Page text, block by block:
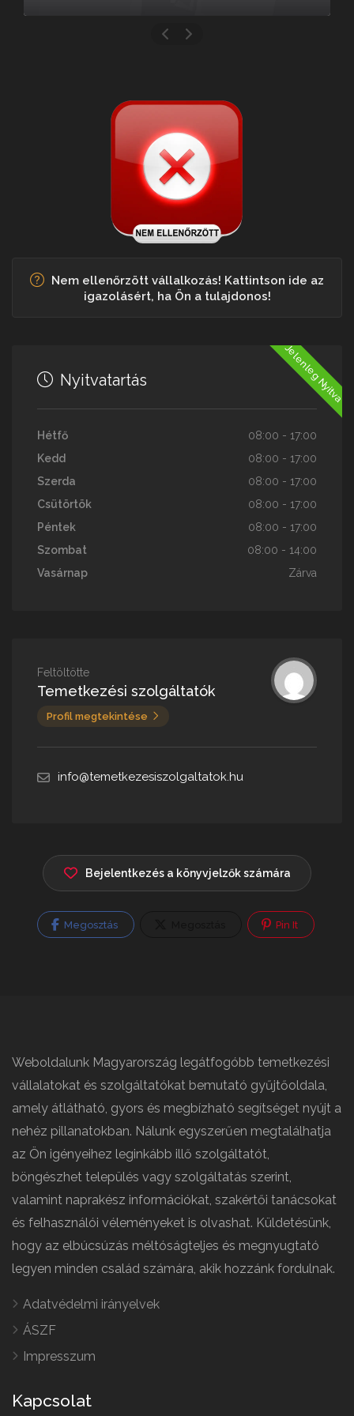
Nem ellenőrzött vállalkozás! Kattintson ide az
igazolásért, ha Ön a tulajdonos!
Jelenleg Nyitva
Nyitvatartás
Hétfő
08:00 - 17:00
Kedd
08:00 - 17:00
Szerda
08:00 - 17:00
Csütörtök
08:00 - 17:00
Péntek
08:00 - 17:00
Szombat
08:00 - 14:00
Vasárnap
Zárva
Feltöltötte
Temetkezési szolgáltatók
Profil megtekintése
info@temetkezesiszolgaltatok.hu
Bejelentkezés a könyvjelzők számára
Megosztás Pin It
Weboldalunk Magyarország legátfogóbb temetkezési
vállalatokat és szolgáltatókat bemutató gyűjtőoldala,
amely átlátható, gyors és megbízható segítséget nyújt a
nehéz pillanatokban. Nálunk egyszerűen megtalálhatja
az Ön igényeihez leginkább illő szolgáltatót,
böngészhet település vagy szolgáltatás szerint,
valamint naprakész információkat, szakértői tanácsokat
és felhasználói véleményeket is olvashat. Küldetésünk,
hogy az elbúcsúzás méltóságteljes és megnyugtató
legyen minden család számára, akik hozzánk fordulnak.
Adatvédelmi irányelvek
ÁSZF
Impresszum
Kapcsolat